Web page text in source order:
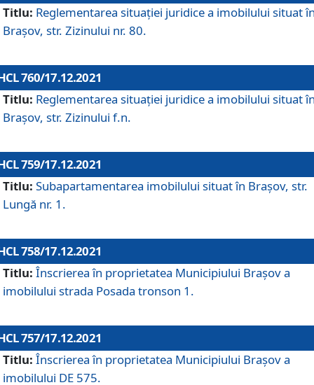
Titlu: Reglementarea situației juridice a imobilului situat
Brașov, str. Zizinului nr. 80.
760/17.12.2021
Titlu: Reglementarea situației juridice a imobilului situat
Brașov, str. Zizinului f.n.
759/17.12.2021
Titlu: Subapartamentarea imobilului situat în Brașov, str.
Lungă nr. 1.
758/17.12.2021
Titlu: Înscrierea în proprietatea Municipiului Brașov a
imobilului strada Posada tronson 1.
757/17.12.2021
Titlu: Înscrierea în proprietatea Municipiului Brașov a
imobilului DE 575.